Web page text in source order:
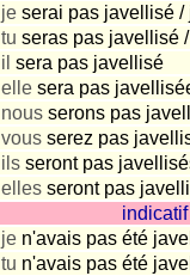
je serai pas javellisé
tu seras pas javellisé
il sera pas javellisé
elle sera pas
nous serons pas
vous serez pas
ils seront pas
elles seront pas
indicatif
je n'avais pas été
tu n'avais pas été